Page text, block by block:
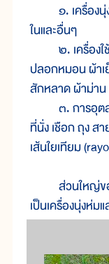
๑. เครื่องนุ่ง
ในและอื่นๆ
๒. เครื่องใช้
ปลอกหมอน ผ้า
สักหลาด ผ้าม่า
๓. การอุตสา
ที่นั่ง เชือก ถุง ส
เส้นใยเทียม
ส่วนใหญ่ของ
เป็นเครื่องนุ่งห่ม